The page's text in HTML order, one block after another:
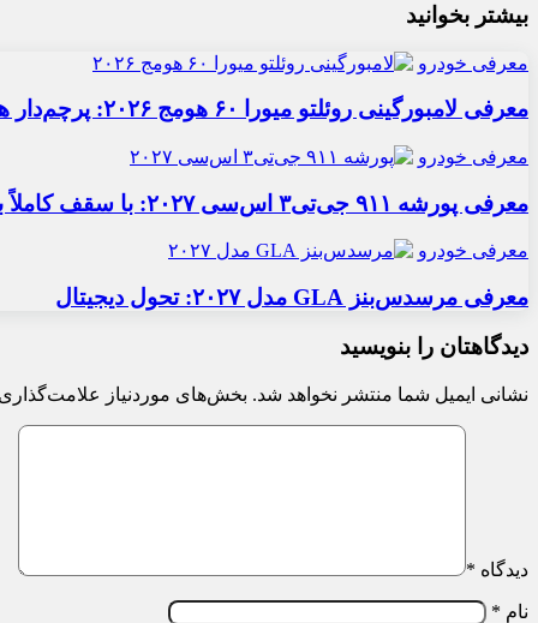
بیشتر بخوانید
معرفی خودرو
معرفی لامبورگینی روئلتو میورا ۶۰ هومج ۲۰۲۶: پرچم‌دار هیبریدی
معرفی خودرو
معرفی پورشه ۹۱۱ جی‌تی۳ اس‌سی ۲۰۲۷: با سقف کاملاً برقی
معرفی خودرو
معرفی مرسدس‌بنز GLA مدل ۲۰۲۷: تحول دیجیتال
دیدگاهتان را بنویسید
نشانی ایمیل شما منتشر نخواهد شد. بخش‌های موردنیاز
دیدگاه *
نام *